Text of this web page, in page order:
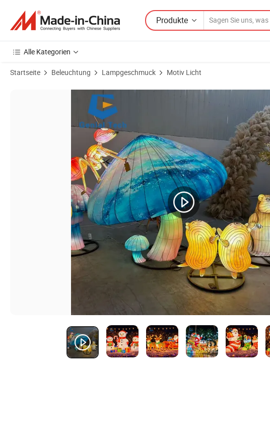
Produkte
Alle Kategorien
Startseite Beleuchtung Lampgeschmuck Motiv Licht
Produktbilder von FL-26zm Außen Garten Weihnachtslaterne Feen Festivals